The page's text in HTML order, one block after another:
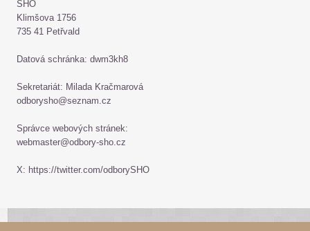
SHO
Klimšova 1756
735 41 Petřvald
Datová schránka: dwm3kh8
Sekretariát: Milada Kračmarová
odborysho@seznam.cz
Správce webových stránek:
webmaster@odbory-sho.cz
X: https://twitter.com/odborySHO